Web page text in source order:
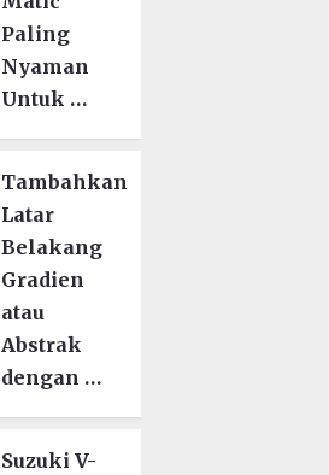
Paling
Nyaman
Untuk …
Tambahkan
Latar
Belakang
Gradien
atau
Abstrak
dengan …
Suzuki V-